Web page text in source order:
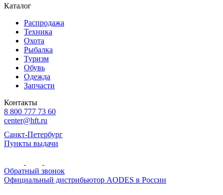
Каталог
Распродажа
Техника
Охота
Рыбалка
Туризм
Обувь
Одежда
Запчасти
Контакты
8 800 777 73 60
center@hft.ru
Санкт-Петербург
Пункты выдачи
Обратный звонок
Официальный дистрибьютор AODES в России